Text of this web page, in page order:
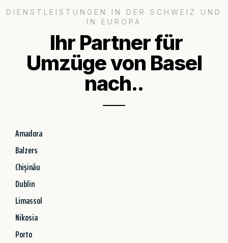
DIENSTLEISTUNGEN IN DER SCHWEIZ UND
IN EUROPA
Ihr Partner für
Umzüge von Basel
nach..
Amadora
Balzers
Chișinău
Dublin
Limassol
Nikosia
Porto